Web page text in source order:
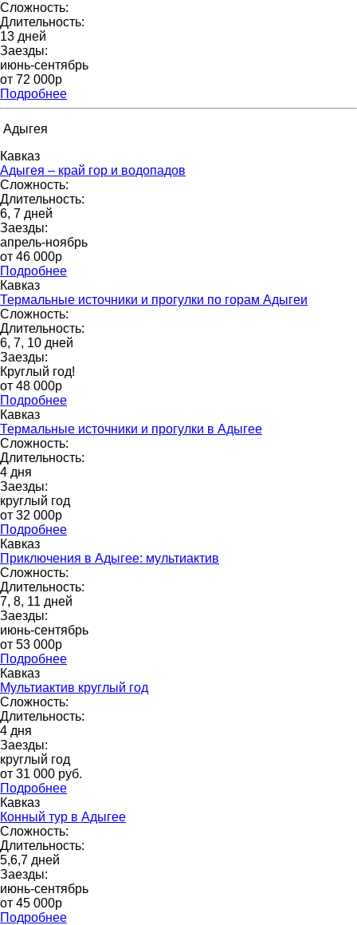
Сложность:
Длительность:
13 дней
Заезды:
июнь-сентябрь
от 72 000p
Подробнее
Адыгея
Кавказ
Адыгея – край гор и водопадов
Сложность:
Длительность:
6, 7 дней
Заезды:
апрель-ноябрь
от 46 000p
Подробнее
Кавказ
Термальные источники и прогулки по горам Адыгеи
Сложность:
Длительность:
6, 7, 10 дней
Заезды:
Круглый год!
от 48 000p
Подробнее
Кавказ
Термальные источники и прогулки в Адыгее
Сложность:
Длительность:
4 дня
Заезды:
круглый год
от 32 000p
Подробнее
Кавказ
Приключения в Адыгее: мультиактив
Сложность:
Длительность:
7, 8, 11 дней
Заезды:
июнь-сентябрь
от 53 000p
Подробнее
Кавказ
Мультиактив круглый год
Сложность:
Длительность:
4 дня
Заезды:
круглый год
от 31 000 pуб.
Подробнее
Кавказ
Конный тур в Адыгее
Сложность:
Длительность:
5,6,7 дней
Заезды:
июнь-сентябрь
от 45 000p
Подробнее